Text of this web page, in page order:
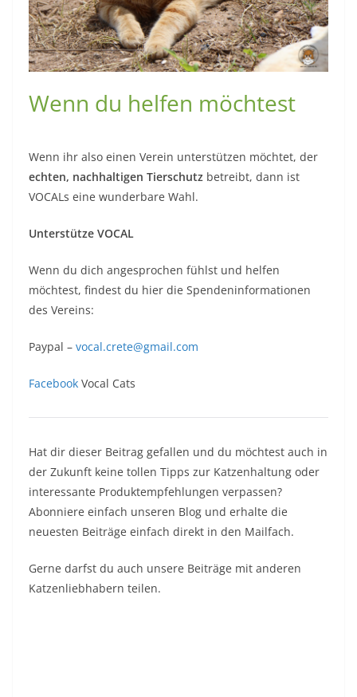
Wenn du helfen möchtest
Wenn ihr also einen Verein unterstützen möchtet, der
echten, nachhaltigen Tierschutz betreibt, dann ist
VOCALs eine wunderbare Wahl.
Unterstütze VOCAL
Wenn du dich angesprochen fühlst und helfen
möchtest, findest du hier die Spendeninformationen
des Vereins:
Paypal – vocal.crete@gmail.com
Facebook Vocal Cats
Hat dir dieser Beitrag gefallen und du möchtest auch in
der Zukunft keine tollen Tipps zur Katzenhaltung oder
interessante Produktempfehlungen verpassen?
Abonniere einfach unseren Blog und erhalte die
neuesten Beiträge einfach direkt in den Mailfach.
Gerne darfst du auch unsere Beiträge mit anderen
Katzenliebhabern teilen.